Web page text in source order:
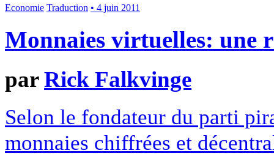
Economie Traduction • 4 juin 2011
Monnaies virtuelles: une
parRick Falkvinge
Selon le fondateur du parti
monnaies chiffrées et